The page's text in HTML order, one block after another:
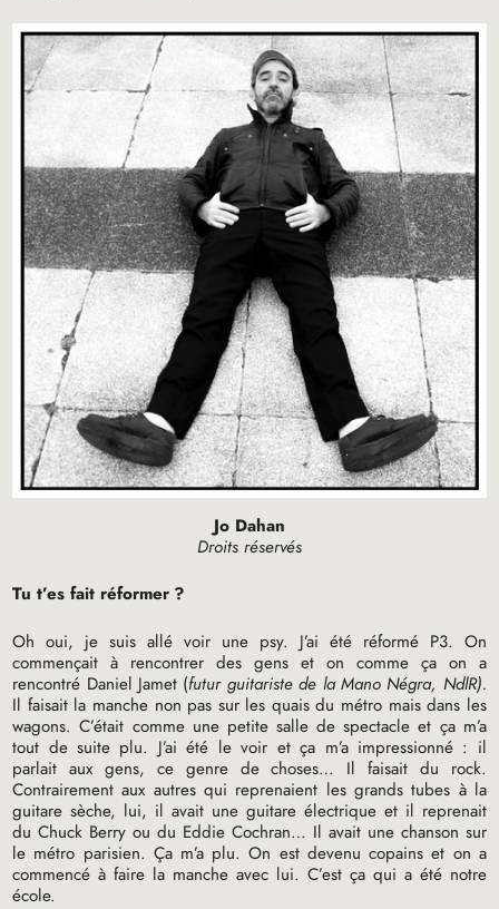
Jo Dahan
Droits réservés
Tu t’es fait réformer ?
Oh oui, je suis allé voir une psy. J’ai été réformé P3. On
commençait à rencontrer des gens et on comme ça on a
rencontré Daniel Jamet (futur guitariste de la Mano Négra, NdlR).
Il faisait la manche non pas sur les quais du métro mais dans les
wagons. C’était comme une petite salle de spectacle et ça m’a
tout de suite plu. J’ai été le voir et ça m’a impressionné : il
parlait aux gens, ce genre de choses… Il faisait du rock.
Contrairement aux autres qui reprenaient les grands tubes à la
guitare sèche, lui, il avait une guitare électrique et il reprenait
du Chuck Berry ou du Eddie Cochran… Il avait une chanson sur
le métro parisien. Ça m’a plu. On est devenu copains et on a
commencé à faire la manche avec lui. C’est ça qui a été notre
école.